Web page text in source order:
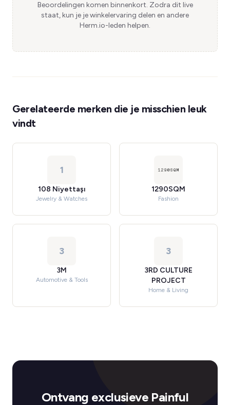
Beoordelingen komen binnenkort. Zodra dit live
staat, kun je je winkelervaring delen en andere
Herm.io-leden helpen.
Gerelateerde merken die je misschien leuk
vindt
1
108 Niyettaşı
Jewelry & Watches
1290SQM
Fashion
3
3M
Automotive & Tools
3
3RD CULTURE
PROJECT
Home & Living
Ontvang exclusieve Painful